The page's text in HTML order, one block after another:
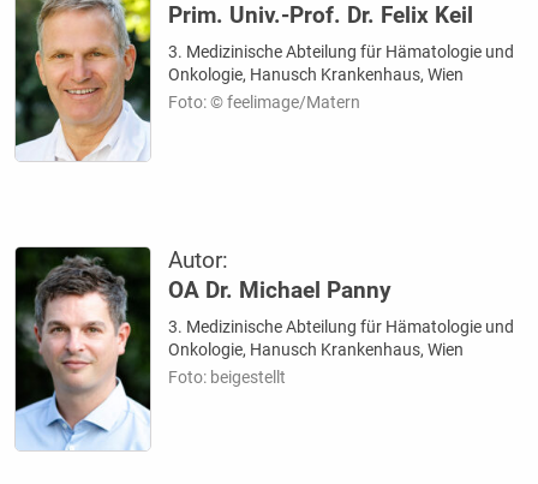
Prim. Univ.-Prof. Dr. Felix Keil
3. Medizinische Abteilung für Hämatologie und
Onkologie, Hanusch Krankenhaus, Wien
Foto: © feelimage/Matern
Autor:
OA Dr. Michael Panny
3. Medizinische Abteilung für Hämatologie und
Onkologie, Hanusch Krankenhaus, Wien
Foto: beigestellt